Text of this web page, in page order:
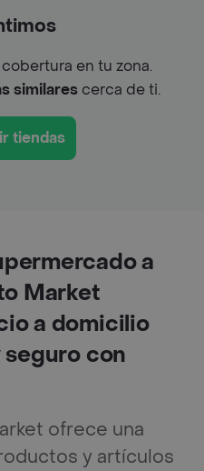
en tu zona.
similarescerca de ti.
tiendas
a
Market
a domicilio
con
ofrece una
y artículos